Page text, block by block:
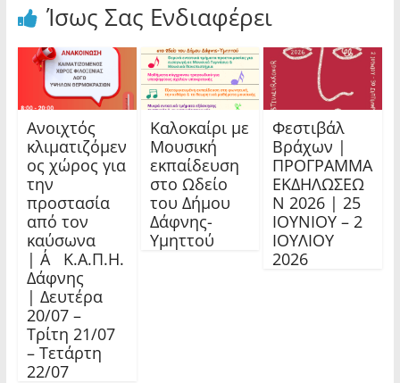
Ίσως Σας Ενδιαφέρει
Ανοιχτός
κλιματιζόμεν
ος χώρος για
την
προστασία
από τον
καύσωνα
| Α΄ Κ.Α.Π.Η.
Δάφνης
| Δευτέρα
20/07 –
Τρίτη 21/07
– Τετάρτη
22/07
Καλοκαίρι με
Μουσική
εκπαίδευση
στο Ωδείο
του Δήμου
Δάφνης-
Υμηττού
Φεστιβάλ
Βράχων |
ΠΡΟΓΡΑΜΜΑ
ΕΚΔΗΛΩΣΕΩ
Ν 2026 | 25
ΙΟΥΝΙΟΥ – 2
ΙΟΥΛΙΟΥ
2026